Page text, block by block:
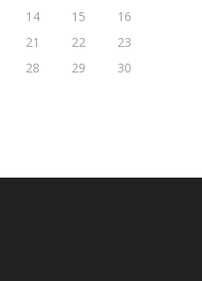
14 15
16
21 22
23
28 29
30